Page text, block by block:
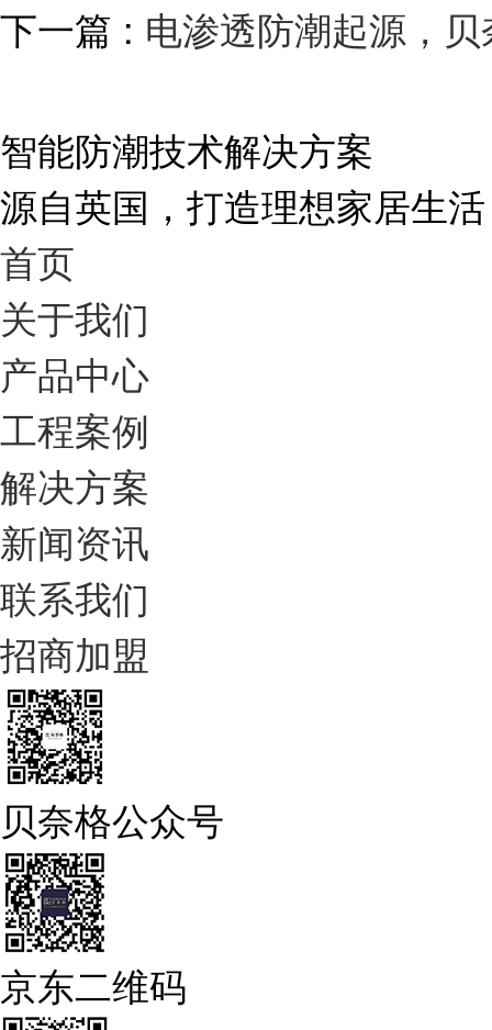
下一篇 : 电渗透防潮起源，
智能防潮技术解决方案
源自英国，打造理想家居生活
首页
关于我们
产品中心
工程案例
解决方案
新闻资讯
联系我们
招商加盟
贝奈格公众号
京东二维码